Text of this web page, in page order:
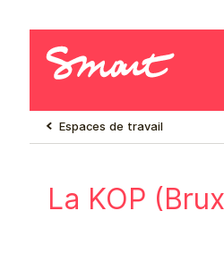
Espaces de travail
La KOP